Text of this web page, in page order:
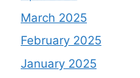
March 2025
February 2025
January 2025